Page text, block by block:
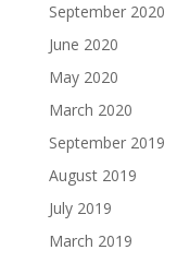
September 2020
June 2020
May 2020
March 2020
September 2019
August 2019
July 2019
March 2019